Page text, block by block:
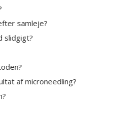
samleje?
slidgigt?
af microneedling?